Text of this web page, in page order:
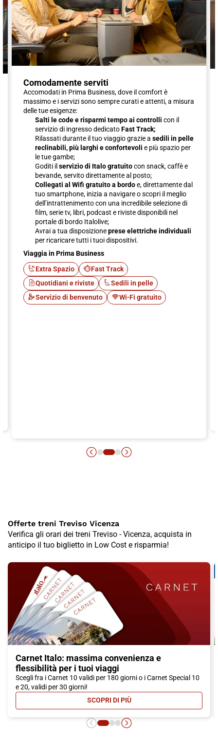
Comodamente serviti
Accomodati in Prima Business, dove il comfort è
massimo e i servizi sono sempre curati e attenti, a misura
delle tue esigenze:
Salti le code e risparmi tempo ai controlli con il
servizio di ingresso dedicatoFast Track;
Rilassati durante il tuo viaggio grazie a sedili in pelle
reclinabili, più larghi e confortevoli e più spazio per
le tue gambe;
Goditi il servizio di Italo gratuitocon snack, caffè e
bevande, servito direttamente al posto;
Collegati al Wifi gratuito a bordoe, direttamente dal
tuo smartphone, inizia a navigare o scopri il meglio
dell’intrattenimento con una incredibile selezione di
film, serie tv, libri, podcast e riviste disponibili nel
portale di bordo Italolive;
Avrai a tua disposizioneprese elettriche individuali
per ricaricare tutti i tuoi dispositivi.
Viaggia in Prima Business
Extra Spazio
Fast Track
Quotidiani e riviste
Sedili in pelle
Servizio di benvenuto
Wi-Fi gratuito
Offerte treni Treviso Vicenza
Verifica gli orari dei treni Treviso - Vicenza, acquista in
anticipo il tuo biglietto in Low Cost e risparmia!
Carnet Italo: massima convenienza e
flessibilità per i tuoi viaggi
Scegli fra i Carnet 10 validi per 180 giorni o i Carnet Special 10
e 20, validi per 30 giorni!
SCOPRI DI PIÙ- CARNET ITALO: MASSIMA